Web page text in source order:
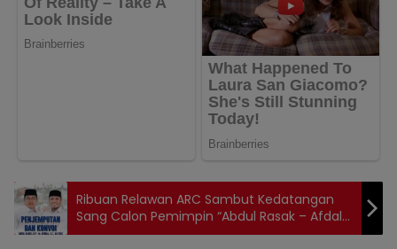
Ribuan Relawan ARC Sambut Kedatangan
Sang Calon Pemimpin “Abdul Rasak – Afdal”
di Bandara Haluoleo